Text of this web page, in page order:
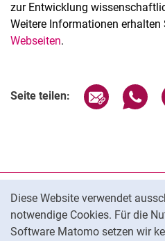
Diese Website verwendet
notwendige Cookies. Für die
Software Matomo setzen wir
zur Entwicklung
Weitere Informationen erhalten
Webseiten.
Seite teilen: Seite über
Datenschutz
Barrierefreiheit
Transparenter KI-Einsatz